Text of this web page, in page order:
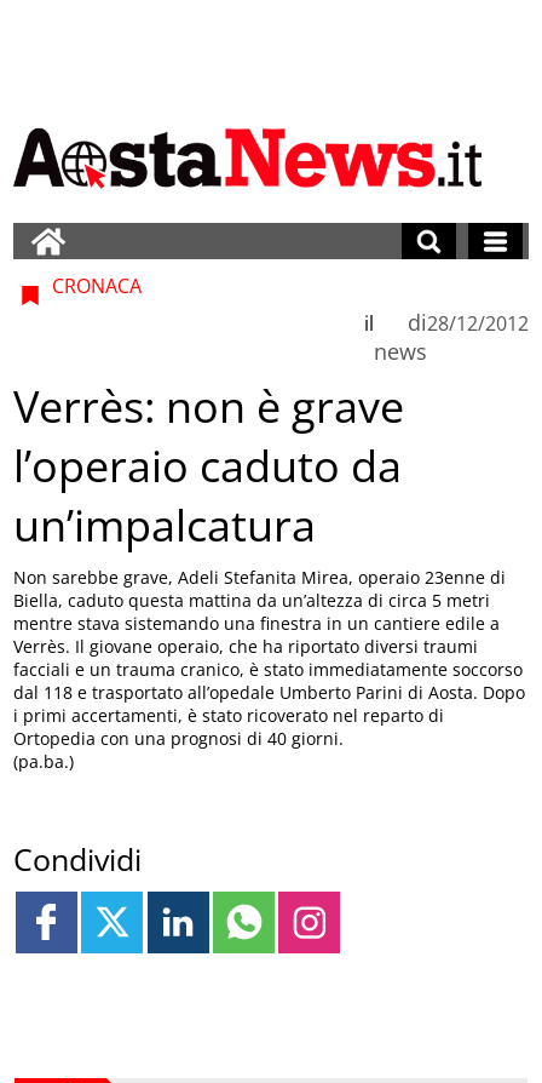
CRONACA
di
news
il 28/12/2012
Verrès: non è grave
l’operaio caduto da
un’impalcatura
Non sarebbe grave, Adeli Stefanita Mirea, operaio 23enne di
Biella, caduto questa mattina da un’altezza di circa 5 metri
mentre stava sistemando una finestra in un cantiere edile a
Verrès. Il giovane operaio, che ha riportato diversi traumi
facciali e un trauma cranico, è stato immediatamente soccorso
dal 118 e trasportato all’opedale Umberto Parini di Aosta. Dopo
i primi accertamenti, è stato ricoverato nel reparto di
Ortopedia con una prognosi di 40 giorni.
(pa.ba.)
Condividi